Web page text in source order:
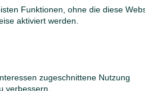
Funktionen, ohne die diese
aktiviert werden.
zugeschnittene Nutzung
verbessern.